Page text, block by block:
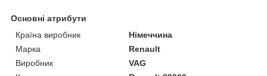
Основні атрибути
Країна виробник
Німеччина
Марка
Renault
Виробник
VAG